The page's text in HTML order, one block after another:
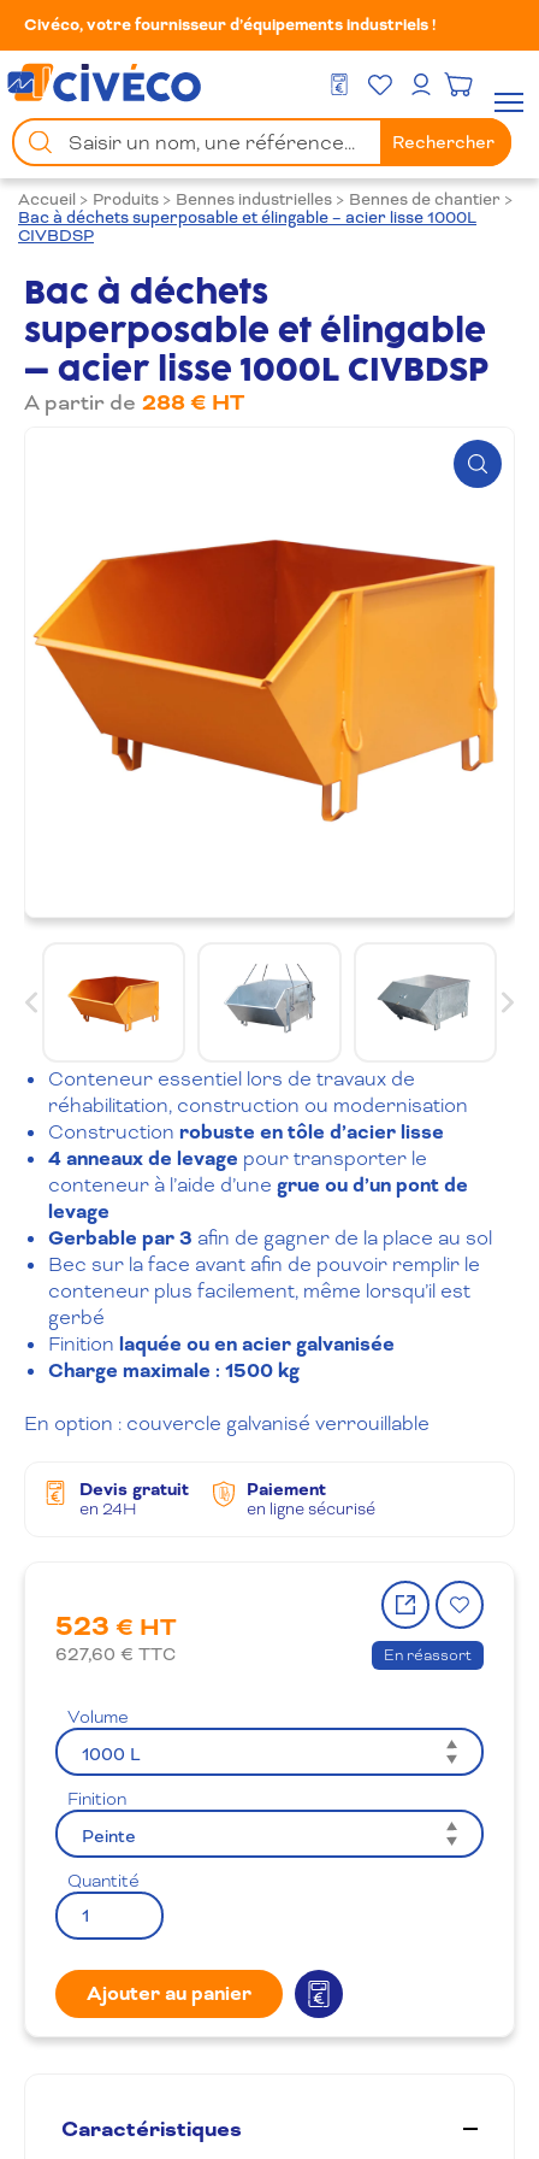
Civéco, votre fournisseur d’équipements industriels !
DEVIS GRATUIT
Mes FavorisMon compte
Chercher
un
produit
Rechercher
Accueil > Produits > Bennes industrielles > Bennes de chantier >
Bac à déchets superposable et élingable – acier lisse 1000L
CIVBDSP
Bac à déchets
superposable et élingable
– acier lisse 1000L CIVBDSP
A partir de 288 € HT
Zoom
Conteneur essentiel lors de travaux de
réhabilitation, construction ou modernisation
Construction robuste en tôle d’acier lisse
4 anneaux de levage pour transporter le
conteneur à l’aide d’une grue ou d’un pont de
levage
Gerbable par 3 afin de gagner de la place au sol
Bec sur la face avant afin de pouvoir remplir le
conteneur plus facilement, même lorsqu’il est
gerbé
Finition laquée ou en acier galvanisée
Charge maximale : 1500 kg
En option : couvercle galvanisé verrouillable
Devis gratuit
en 24H
Paiement
en ligne sécurisé
523 € HT
627,60 € TTC
Partager
le
produit
à
la
En réassort
Volume
Finition
Quantité
Ajouter au panier
Caractéristiques